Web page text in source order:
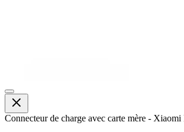
Connecteur de charge avec carte mère -